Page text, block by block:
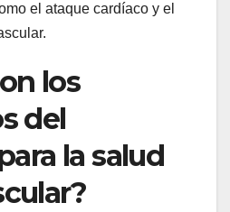
el ataque cardíaco y el
los
del
la salud